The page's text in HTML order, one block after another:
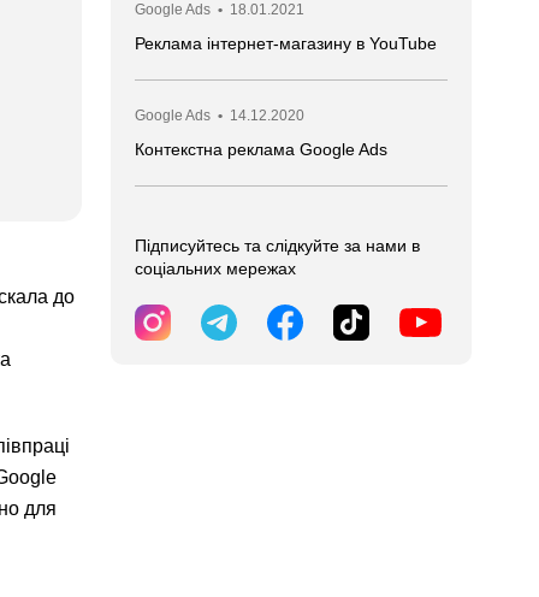
до
для
Google Ads • 18.01.2021
​​​​​​​Реклама інтернет-магазину в YouTube
Google Ads • 14.12.2020
Контекстна реклама Google Ads
Підписуйтесь та слідкуйте за нами в
соціальних мережах